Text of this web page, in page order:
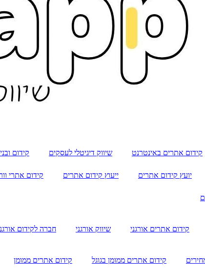
קידום אתרים באינטרנט שיווק דיגיטלי לעסקים קידום
יועץ קידום אתרים ייעוץ קידום אתרים קידום אתרי
קידום אתרים אורגני שיווק אורגני חברה לקידום
קידום אתרים ממומן בגוגל קידום אתרים ממומן